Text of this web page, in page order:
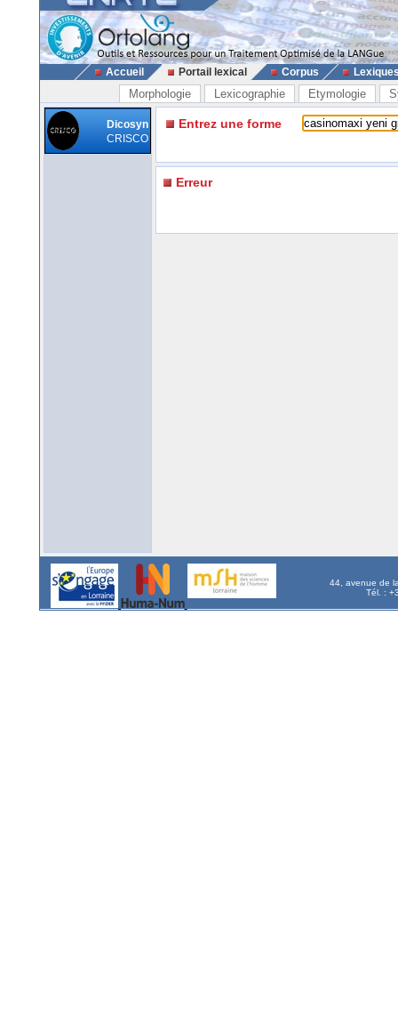
Accueil Portail lexical Corpus
Morphologie Lexicographie Etymologie
Dicosyn
CRISCO
Entrez une forme
Erreur
44, avenue de
Tél. :